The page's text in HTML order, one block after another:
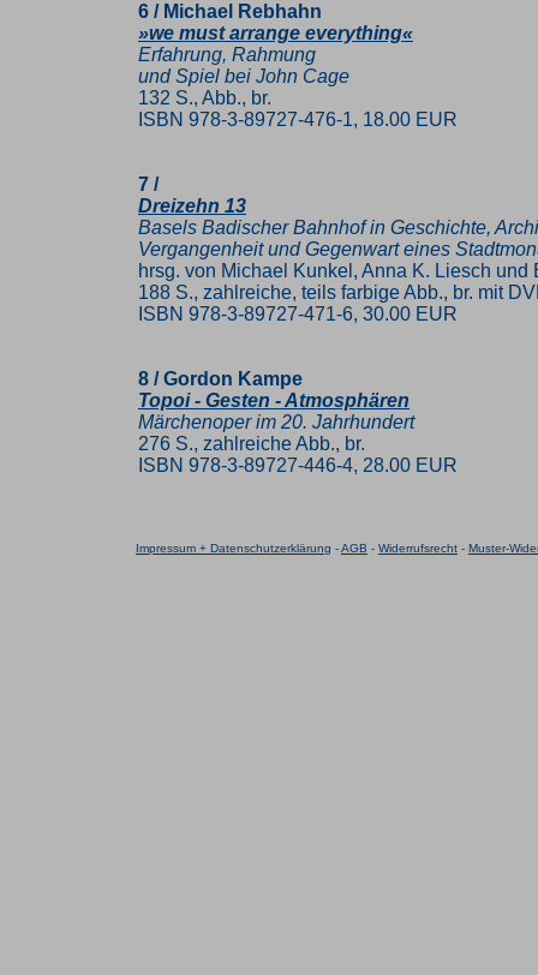
6 / Michael Rebhahn
»we must arrange everything«
Erfahrung, Rahmung
und Spiel bei John Cage
132 S., Abb., br.
ISBN 978-3-89727-476-1, 18.00 EUR
7 /
Dreizehn 13
Basels Badischer Bahnhof in Geschichte,
Vergangenheit und Gegenwart eines
hrsg. von Michael Kunkel, Anna K. Liesch und
188 S., zahlreiche, teils farbige Abb., br. mit
ISBN 978-3-89727-471-6, 30.00 EUR
8 / Gordon Kampe
Topoi - Gesten - Atmosphären
Märchenoper im 20. Jahrhundert
276 S., zahlreiche Abb., br.
ISBN 978-3-89727-446-4, 28.00 EUR
Impressum + Datenschutzerklärung -AGB - Widerrufsrecht - Muster-